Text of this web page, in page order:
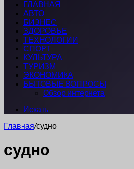
ГЛАВНАЯ
АВТО
БИЗНЕС
ЗДОРОВЬЕ
ТЕХНОЛОГИИ
СПОРТ
КУЛЬТУРА
ТУРИЗМ
ЭКОНОМИКА
БЫТОВЫЕ ВОПРОСЫ
Обзор интернета
Искать
Главная/судно
судно